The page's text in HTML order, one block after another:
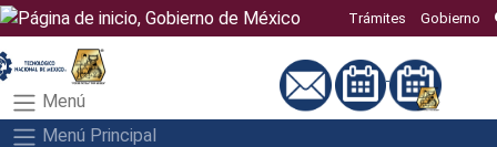
Trámites Gobierno
Menú
Menú Principal